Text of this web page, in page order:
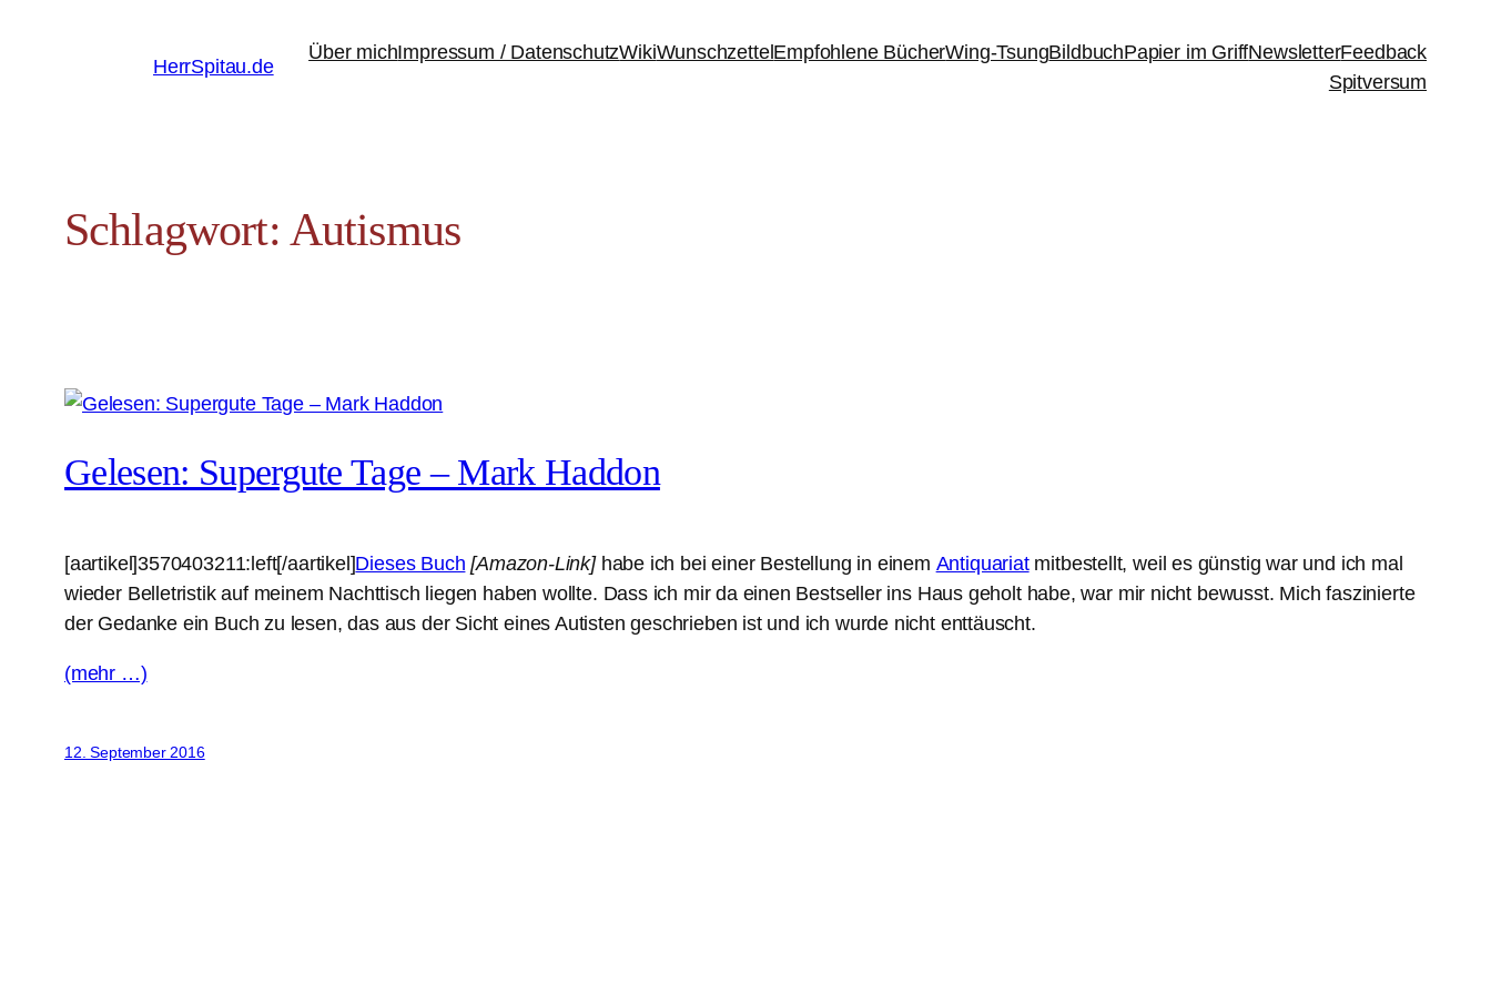
HerrSpitau.de
Über michImpressum / DatenschutzWikiWunschzettelEmpfohlene BücherWing-TsungBildbuchPapier im GriffNewsletterFeedback
Spitversum
Schlagwort: Autismus
Gelesen: Supergute Tage – Mark Haddon
[aartikel]3570403211:left[/aartikel]Dieses Buch [Amazon-Link]habe ich bei einer Bestellung in einem Antiquariatmitbestellt, weil es günstig war und ich mal
wieder Belletristik auf meinem Nachttisch liegen haben wollte. Dass ich mir da einen Bestseller ins Haus geholt habe, war mir nicht bewusst. Mich faszinierte
der Gedanke ein Buch zu lesen, das aus der Sicht eines Autisten geschrieben ist und ich wurde nicht enttäuscht.
(mehr …)
12. September 2016